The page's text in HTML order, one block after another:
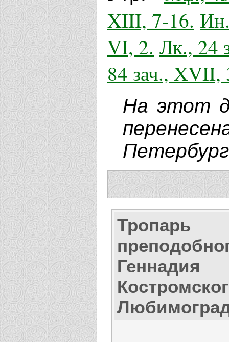
XIII, 7-16.
VI, 2. Лк., 24
84 зач., XVII,
На этот
Тропарь
Геннадия